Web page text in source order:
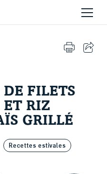
IMPRIMER
DE FILETS
ET RIZ
GRILLÉ
Recettes estivales